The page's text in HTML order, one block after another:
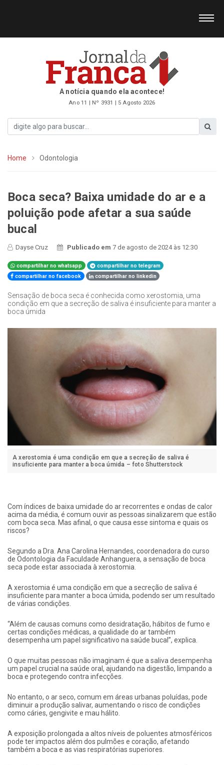
A notícia quando ela acontece!
Ano 11 | Nº 3931 | 5 Agosto 2026
Home Odontologia
Boca seca? Baixa umidade do ar e a
poluição pode afetar a sua saúde
bucal
Dayse Cruz Publicado em7 de agosto de 2024 às 12:30
compartilhar no whatsapp
compartilhar no telegram
compartilhar no facebook
compartilhar no linkedin
Sensação de boca seca é conhecida como xerostomia, uma
condição em que a secreção de saliva é insuficiente para manter a
boca úmida
A xerostomia é uma condição em que a secreção de saliva é
insuficiente para manter a boca úmida – foto Shutterstock
Com índices de baixa umidade do ar recorrentes e ondas de calor
acima da média, é comum ouvir as pessoas sinalizarem que estão
com boca seca. Mas afinal, o que causa esse sintoma e quais os
riscos?
Segundo a Dra. Ana Carolina Hernandes, coordenadora do curso
de Odontologia da Faculdade Anhanguera, a sensação de boca
seca pode estar associada à xerostomia.
A xerostomia é uma condição em que a secreção de saliva é
insuficiente para manter a boca úmida, podendo ser um resultado
de várias condições.
“Além de causas comuns como desidratação, hábitos de fumo e
certas condições médicas, a qualidade do ar também
desempenha um papel significativo na saúde bucal”, explica.
O que muitas pessoas não imaginam é que a saliva desempenha
um papel crucial na saúde oral, ajudando na digestão, limpando a
boca e protegendo contra infecções.
No entanto, o ar seco, comum em áreas urbanas poluídas, pode
diminuir a produção salivar, aumentando o risco de condições
como cáries, gengivite e mau hálito.
A exposição prolongada a altos níveis de poluentes atmosféricos
pode ter impactos além dos pulmões e coração, afetando
também a boca e as vias respiratórias superiores.